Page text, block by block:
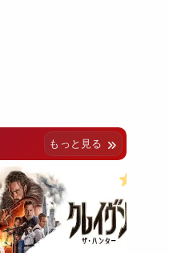
もっと見る